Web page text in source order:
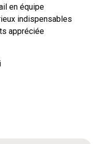
en équipe
indispensables
appréciée